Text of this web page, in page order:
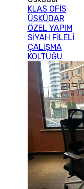
KLAS OFİS
ÜSKÜDAR
ÖZEL YAPIM
SİYAH FİLELİ
ÇALIŞMA
KOLTUĞU